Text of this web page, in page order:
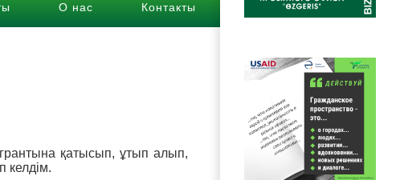
О нас Контакты
қатысып, ұтып алып,
келдім.